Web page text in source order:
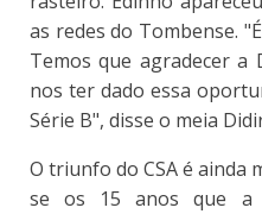
as redes do Tombense.
Temos que agradecer a
nos ter dado essa
Série B", disse o meia
O triunfo do CSA é ainda
se os 15 anos que a